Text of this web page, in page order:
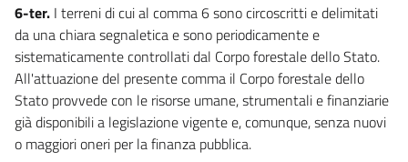
6-ter. I terreni di cui al comma 6 sono circoscritti e delimitati
da una chiara segnaletica e sono periodicamente e
sistematicamente controllati dal Corpo forestale dello Stato.
All'attuazione del presente comma il Corpo forestale dello
Stato provvede con le risorse umane, strumentali e finanziarie
già disponibili a legislazione vigente e, comunque, senza nuovi
o maggiori oneri per la finanza pubblica.